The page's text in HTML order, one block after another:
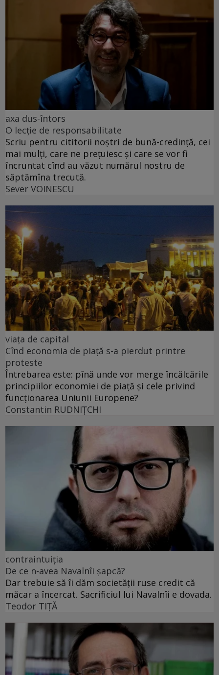
axa dus-întors
O lecție de responsabilitate
Scriu pentru cititorii noștri de bună-credință, cei
mai mulți, care ne prețuiesc și care se vor fi
încruntat cînd au văzut numărul nostru de
săptămîna trecută.
Sever VOINESCU
viața de capital
Cînd economia de piață s-a pierdut printre
proteste
Întrebarea este: pînă unde vor merge încălcările
principiilor economiei de piață și cele privind
funcționarea Uniunii Europene?
Constantin RUDNIŢCHI
contraintuiția
De ce n-avea Navalnîi șapcă?
Dar trebuie să îi dăm societății ruse credit că
măcar a încercat. Sacrificiul lui Navalnîi e dovada.
Teodor TIŢĂ